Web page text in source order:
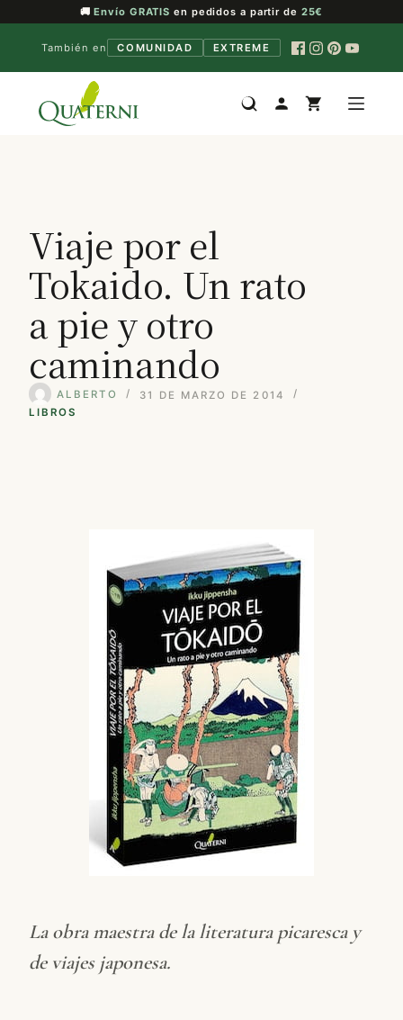
🚚Envío GRATIS en pedidos a partir de 25€
También en COMUNIDAD EXTREME
contenido
Viaje por el
Tokaido. Un rato
a pie y otro
caminando
ALBERTO
31 DE MARZO DE 2014
LIBROS
La obra maestra de la literatura picaresca y
de viajes japonesa.